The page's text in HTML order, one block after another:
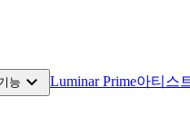
능 expand_more Luminar Prime아티스